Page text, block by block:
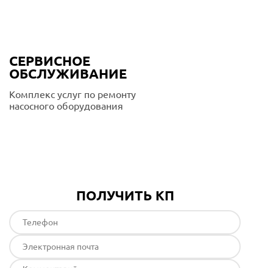
СЕРВИСНОЕ
ОБСЛУЖИВАНИЕ
Комплекс услуг по ремонту
насосного оборудования
ПОЛУЧИТЬ КП